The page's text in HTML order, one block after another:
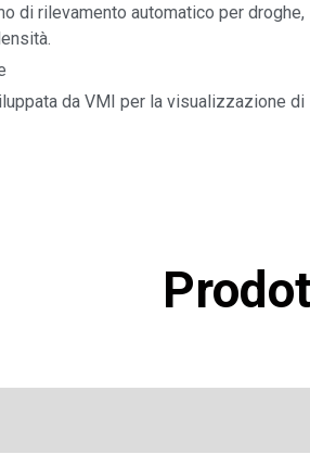
di rilevamento automatico per droghe,
da VMI per la visualizzazione di